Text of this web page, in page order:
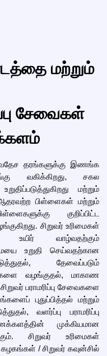
மற்றும்
சேவைகள்
தரங்களுக்கு இணங்க
வகிக்கிறது, சகல
மற்றும்
பிள்ளைகள் மற்றும்
குறிப்பிட்ட
சிறுவர் உரிமைகள்
உயிர் வாழ்வதற்கும்
உறுதி செய்வதற்கான
தேவைப்படும்
வழங்குதல், மாகாண
பராமரிப்பு சேவைகளை
புதுப்பித்தல் மற்றும்
வளர்ப்பு பராமரிப்பு
முக்கியமான
சிறுவர் உரிமைகள்
/ சிறுவர் கவுன்சில்